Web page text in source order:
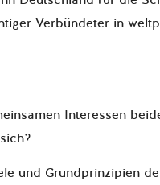
Verbündeter in
Interessen
und Grundprinzipien